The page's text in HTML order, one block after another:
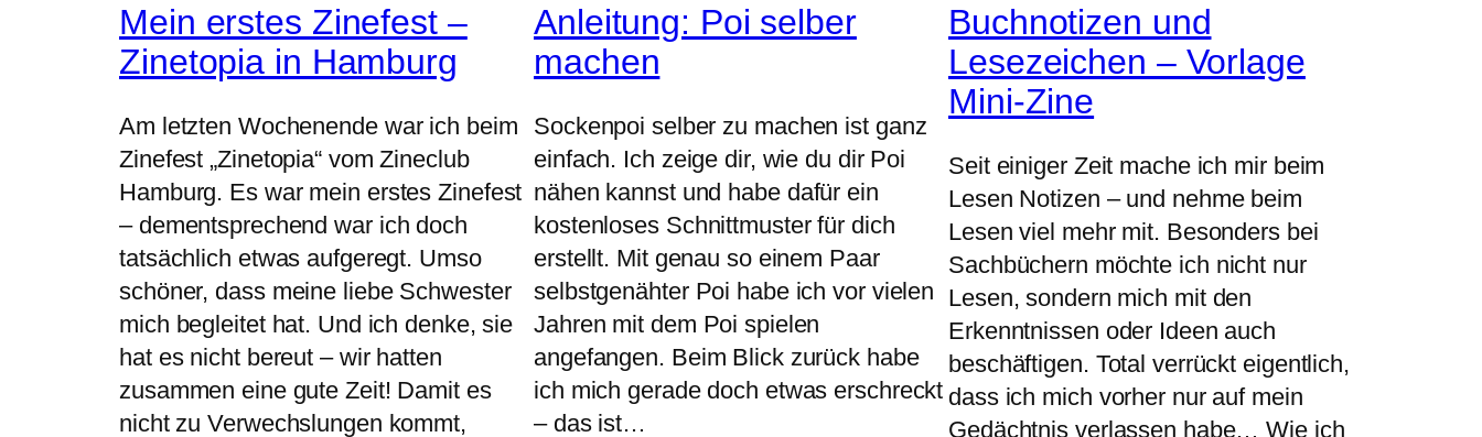
Mein erstes Zinefest –
Zinetopia in Hamburg
Am letzten Wochenende war ich beim
Zinefest „Zinetopia“ vom Zineclub
Hamburg. Es war mein erstes Zinefest
– dementsprechend war ich doch
tatsächlich etwas aufgeregt. Umso
schöner, dass meine liebe Schwester
mich begleitet hat. Und ich denke, sie
hat es nicht bereut – wir hatten
zusammen eine gute Zeit! Damit es
nicht zu Verwechslungen kommt,
Anleitung: Poi selber
machen
Sockenpoi selber zu machen ist ganz
einfach. Ich zeige dir, wie du dir Poi
nähen kannst und habe dafür ein
kostenloses Schnittmuster für dich
erstellt. Mit genau so einem Paar
selbstgenähter Poi habe ich vor vielen
Jahren mit dem Poi spielen
angefangen. Beim Blick zurück habe
ich mich gerade doch etwas erschreckt
– das ist…
Buchnotizen und
Lesezeichen – Vorlage
Mini-Zine
Seit einiger Zeit mache ich mir beim
Lesen Notizen – und nehme beim
Lesen viel mehr mit. Besonders bei
Sachbüchern möchte ich nicht nur
Lesen, sondern mich mit den
Erkenntnissen oder Ideen auch
beschäftigen. Total verrückt eigentlich,
dass ich mich vorher nur auf mein
Gedächtnis verlassen habe… Wie ich